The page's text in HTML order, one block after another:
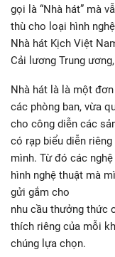
gọi là “Nhà hát” mà
thù cho loại hình
Nhà hát Kịch Việt
Cải lương Trung
Nhà hát là là một
các phòng ban, vừa
cho công diễn các
có rạp biểu diễn
mình. Từ đó các
hình nghệ thuật mà
gửi gắm cho
nhu cầu thưởng thức
thích riêng của mỗi
chúng lựa chọn.